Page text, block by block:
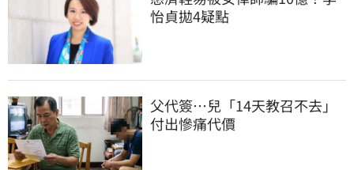
怡貞拋4疑點
父代簽…兒「14天教召不去」
付出慘痛代價